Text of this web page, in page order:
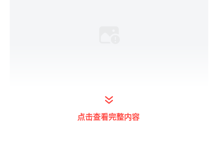
点击查看完整内容